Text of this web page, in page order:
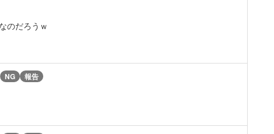
のだろうｗ
NG 報告